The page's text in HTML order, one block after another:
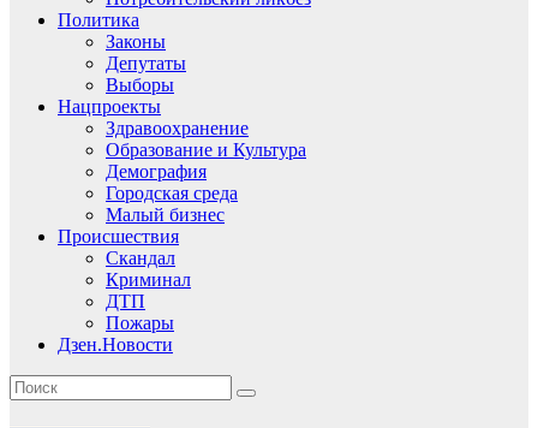
Политика
Законы
Депутаты
Выборы
Нацпроекты
Здравоохранение
Образование и Культура
Демография
Городская среда
Малый бизнес
Происшествия
Скандал
Криминал
ДТП
Пожары
Дзен.Новости